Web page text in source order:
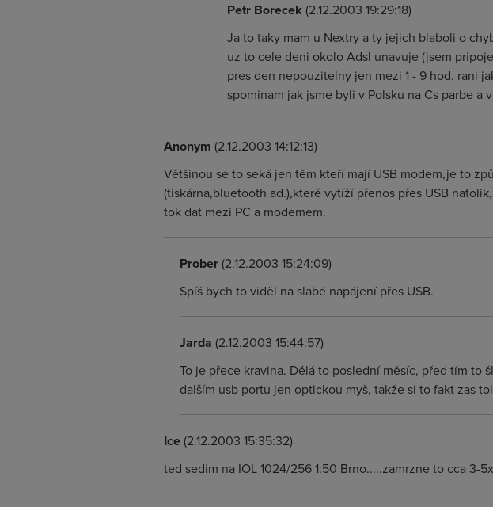
Petr Borecek (2.12.2003 19:29:18)
Ja to taky mam u Nextry a ty jejich blaboli o
uz to cele deni okolo Adsl unavuje (jsem
pres den nepouzitelny jen mezi 1 - 9 hod. rani
spominam jak jsme byli v Polsku na Cs parbe a
Anonym (2.12.2003 14:12:13)
Většinou se to seká jen těm kteří mají USB modem,je to
(tiskárna,bluetooth ad.),které vytíží přenos přes USB
tok dat mezi PC a modemem.
Prober(2.12.2003 15:24:09)
Spíš bych to viděl na slabé napájení přes USB.
Jarda (2.12.2003 15:44:57)
To je přece kravina. Dělá to poslední měsíc, před tím to
dalším usb portu jen optickou myš, takže si to fakt zas
Ice(2.12.2003 15:35:32)
ted sedim na IOL 1024/256 1:50 Brno.....zamrzne to cca 3-